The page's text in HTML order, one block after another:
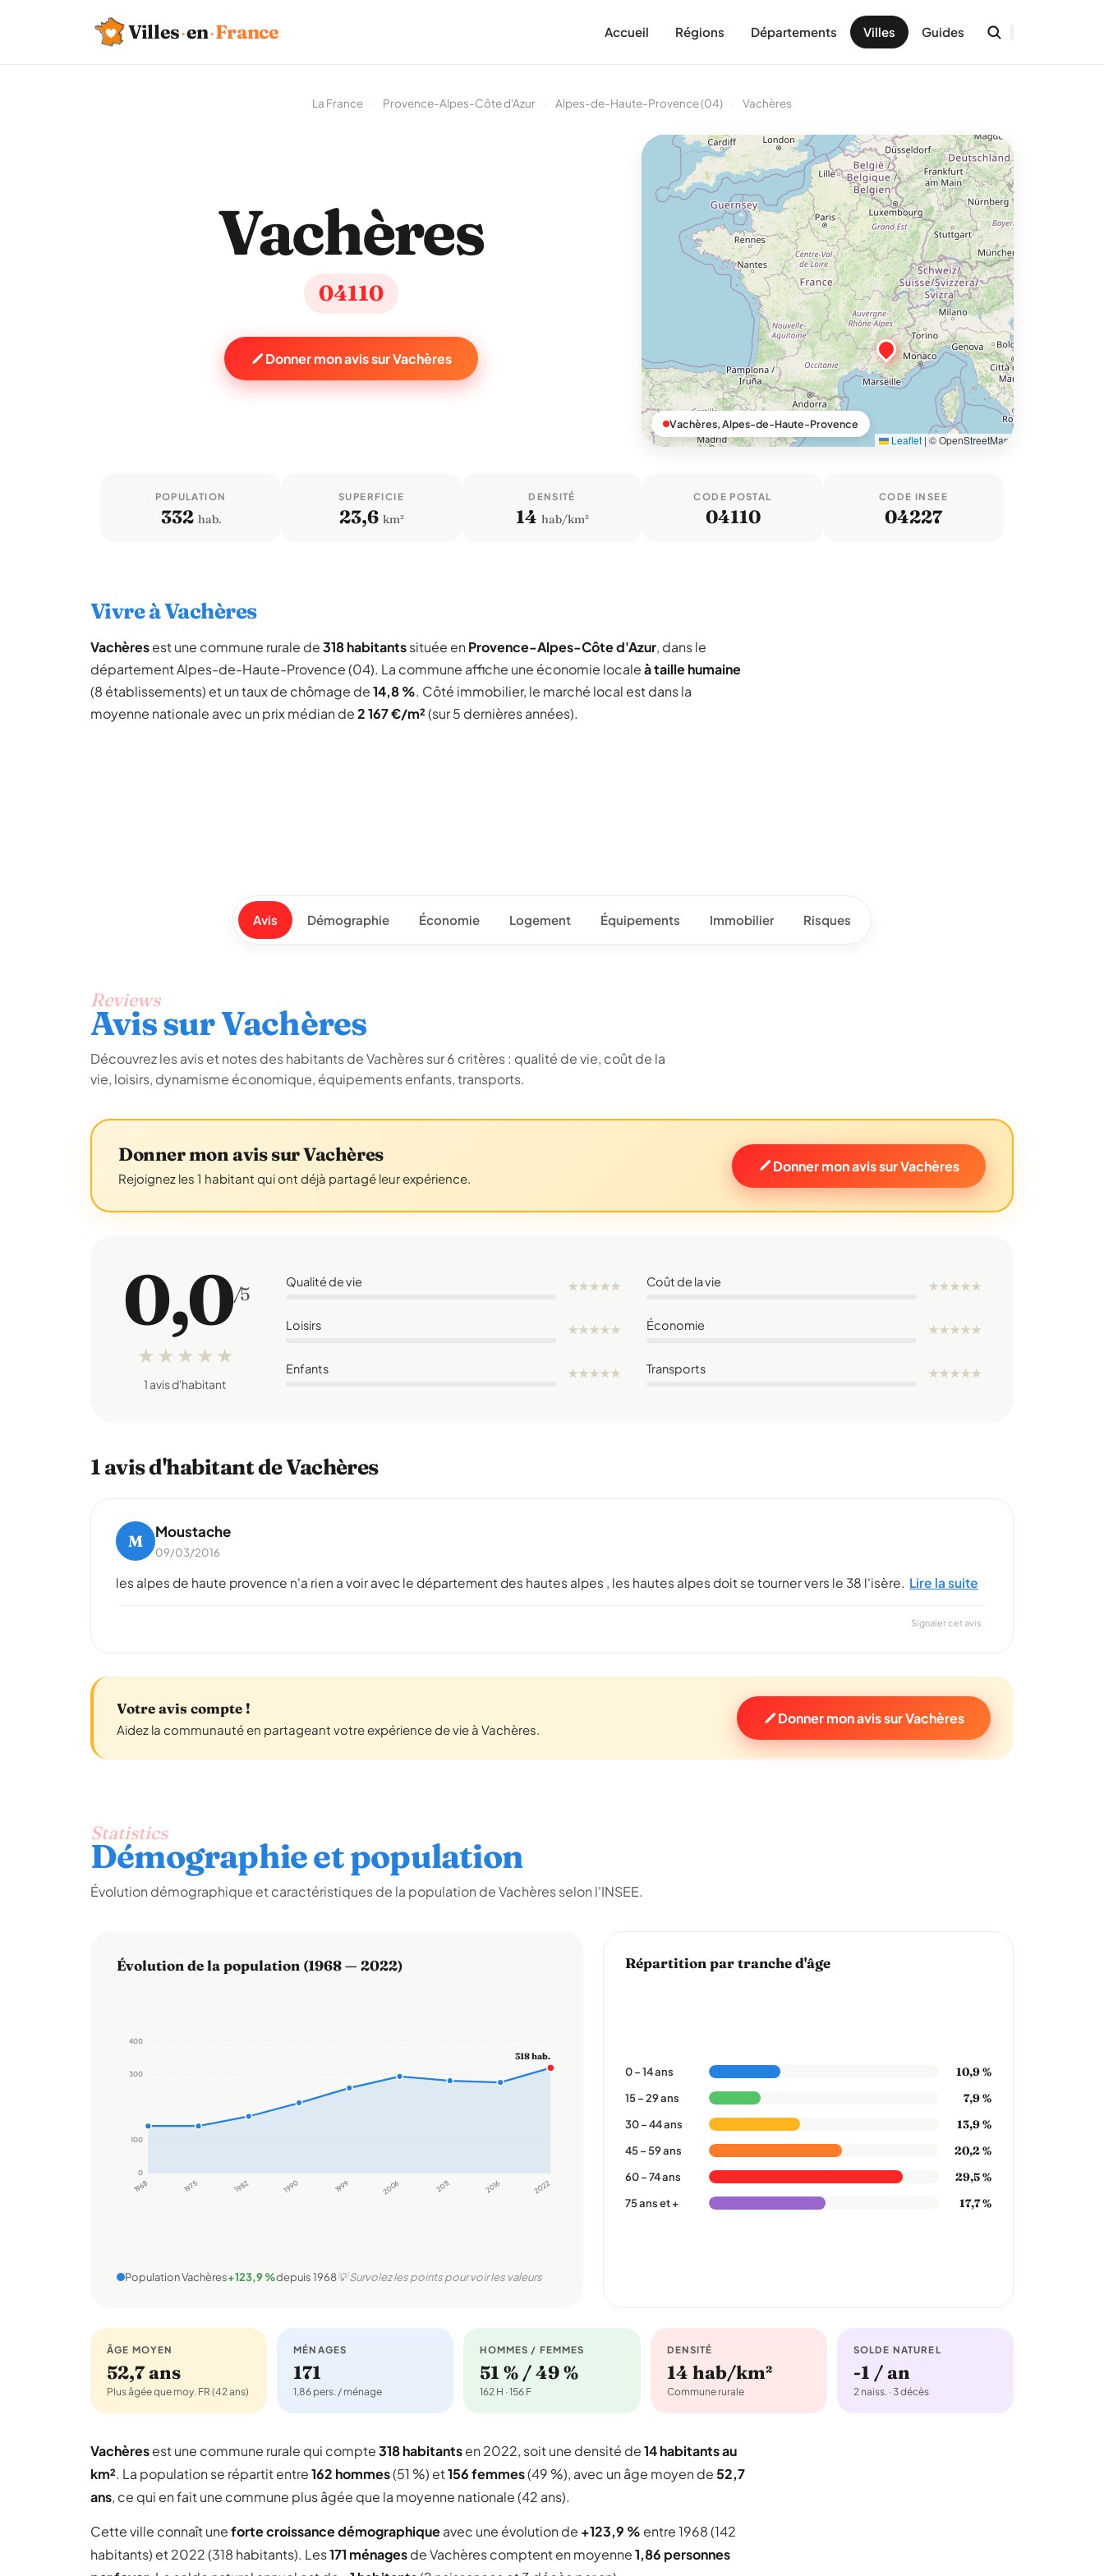
Villes·en·France Accueil Régions Départements Villes Guides
La France Provence-Alpes-Côte d'Azur Alpes-de-Haute-Provence (04) Vachères
Vachères
04110
Donner mon avis sur Vachères
Leaflet | © OpenStreetMap
Vachères, Alpes-de-Haute-Provence
POPULATION
332 hab.
SUPERFICIE
23,6 km²
DENSITÉ
14 hab/km²
CODE POSTAL
04110
CODE INSEE
04227
Vivre à Vachères
Vachèresest une commune rurale de318 habitantssituée en Provence-Alpes-Côte d'Azur, dans le
département Alpes-de-Haute-Provence (04). La commune affiche une économie localeà taille humaine
(8 établissements) et un taux de chômage de14,8 %. Côté immobilier, le marché local est dans la
moyenne nationale avec un prix médian de2 167 €/m²(sur 5 dernières années).
Avis Démographie Économie Logement Équipements Immobilier Risques
Reviews
Avis sur Vachères
Découvrez les avis et notes des habitants de Vachères sur 6 critères : qualité de vie, coût de la
vie, loisirs, dynamisme économique, équipements enfants, transports.
Donner mon avis sur Vachères
Rejoignez les 1 habitant qui ont déjà partagé leur expérience.
Donner mon avis sur Vachères
0,0/5
★ ★ ★ ★ ★
1 avis d'habitant
Qualité de vie ★★★★★ Coût de la vie ★★★★★
Loisirs ★★★★★ Économie ★★★★★
Enfants ★★★★★ Transports ★★★★★
1 avis d'habitant de Vachères
M Moustache
09/03/2016
les alpes de haute provence n'a rien a voir avec le département des hautes alpes , les hautes alpes doit se tourner vers le 38 l'isère. Lire la suite
Signaler cet avis
Votre avis compte !
Aidez la communauté en partageant votre expérience de vie à Vachères.
Donner mon avis sur Vachères
Statistics
Démographie et population
Évolution démographique et caractéristiques de la population de Vachères selon l'INSEE.
Évolution de la population (1968 — 2022)
0
100
300
400
1968 1975 1982 1990 1999 2006 2011 2016 2022
318 hab.
Population Vachères+123,9 %depuis 1968💡 Survolez les points pour voir les valeurs
Répartition par tranche d'âge
0 – 14 ans 10,9 %
15 – 29 ans 7,9 %
30 – 44 ans 13,9 %
45 – 59 ans 20,2 %
60 – 74 ans 29,5 %
75 ans et + 17,7 %
ÂGE MOYEN
52,7 ans
Plus âgée que moy. FR (42 ans)
MÉNAGES
171
1,86 pers. / ménage
HOMMES / FEMMES
51 % / 49 %
162 H · 156 F
DENSITÉ
14 hab/km²
Commune rurale
SOLDE NATUREL
-1 / an
2 naiss. · 3 décès
Vachèresest une commune rurale qui compte318 habitantsen 2022, soit une densité de14 habitants au
km². La population se répartit entre162 hommes(51 %) et156 femmes(49 %), avec un âge moyen de52,7
ans, ce qui en fait une commune plus âgée que la moyenne nationale (42 ans).
Cette ville connaît uneforte croissance démographiqueavec une évolution de +123,9 % entre 1968 (142
habitants) et 2022 (318 habitants). Les171 ménagesde Vachères comptent en moyenne1,86 personnes